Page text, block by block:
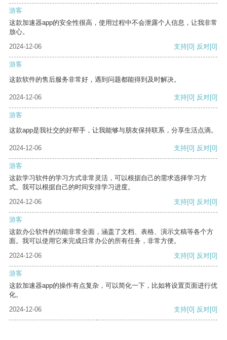
游客
这款加速器app的安全性很高，使用过程中不会泄露个人信息，让我非常
放心。
2024-12-06
支持[0] 反对[0]
游客
这款软件的售后服务非常好，遇到问题都能得到及时解决。
2024-12-06 支持[0] 反对[0]
游客
这款app是我社交的好帮手，让我能够与朋友保持联系，分享生活点滴。
2024-12-06 支持[0] 反对[0]
游客
这款学习软件的学习方式非常灵活，可以根据自己的需求选择学习方
式。我可以根据自己的时间安排学习进度。
2024-12-06
支持[0] 反对[0]
游客
这款办公软件的功能非常全面，涵盖了文档、表格、演示文稿等各个方
面。我可以使用它来完成日常办公的所有任务，非常方便。
2024-12-06
支持[0] 反对[0]
游客
这款加速器app的操作有点复杂，可以简化一下，比如将设置页面进行优
化。
2024-12-06
支持[0] 反对[0]